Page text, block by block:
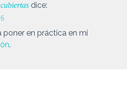
dice:
poner en práctica en mi
.